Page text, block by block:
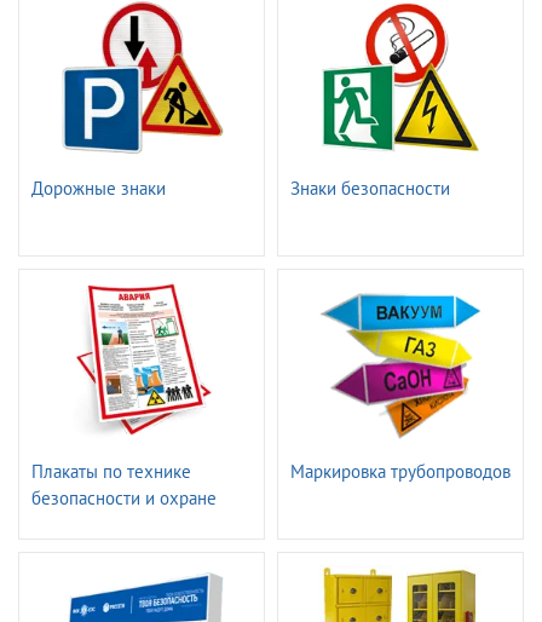
Дорожные знаки Знаки безопасности
Плакаты по технике
безопасности и охране
Маркировка трубопроводов